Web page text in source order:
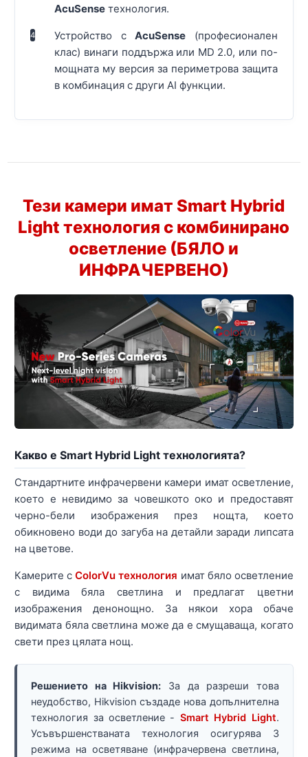
AcuSense технология.
4 Устройство сAcuSense (професионален
клас) винаги поддържа или MD 2.0, или по-
мощната му версия за периметрова защита
в комбинация с други AI функции.
Тези камери иматSmart Hybrid
Light технология с комбинирано
осветление (БЯЛО и
ИНФРАЧЕРВЕНО)
Какво е Smart Hybrid Light технологията?
Стандартните инфрачервени камери имат осветление,
което е невидимо за човешкото око и предоставят
черно-бели изображения през нощта, което
обикновено води до загуба на детайли заради липсата
на цветове.
Камерите сColorVu технология имат бяло осветление
с видима бяла светлина и предлагат цветни
изображения денонощно. За някои хора обаче
видимата бяла светлина може да е смущаваща, когато
свети през цялата нощ.
Решението на Hikvision: За да разреши това
неудобство, Hikvision създаде нова допълнителна
технология за осветление - Smart Hybrid Light.
Усъвършенстваната технология осигурява 3
режима на осветяване (инфрачервена светлина,